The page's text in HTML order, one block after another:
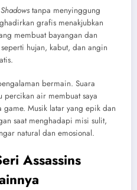
Shadows tanpa menyinggung
grafis menakjubkan
membuat bayangan dan
hujan, kabut, dan angin
bermain. Suara
percikan air membuat saya
Musik latar yang epik dan
saat menghadapi misi sulit,
natural dan emosional.
Assassins